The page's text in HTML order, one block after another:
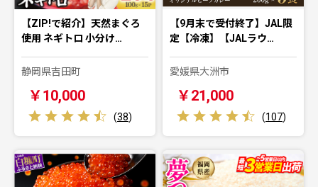
【ZIP!で紹介】天然まぐろ
使用 ネギトロ 小分け…
静岡県吉田町
￥10,000
(38)
【9月末で受付終了】JAL限
定【冷凍】【JALラウ…
愛媛県大洲市
￥21,000
(107)